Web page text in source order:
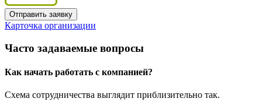
Отправить заявку
Карточка организации
Часто задаваемые вопросы
Как начать работать с компанией?
Схема сотрудничества выглядит приблизительно так.